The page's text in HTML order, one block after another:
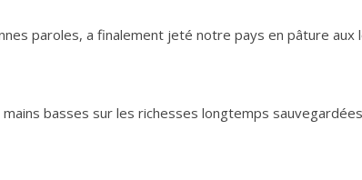
paroles, a finalement jeté notre pays en pâture aux
basses sur les richesses longtemps